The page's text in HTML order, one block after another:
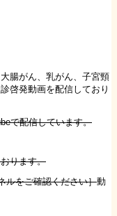
腸がん、乳がん、子宮頸
啓発動画を配信しており
で配信しています。
ります。
ルをご確認ください］動